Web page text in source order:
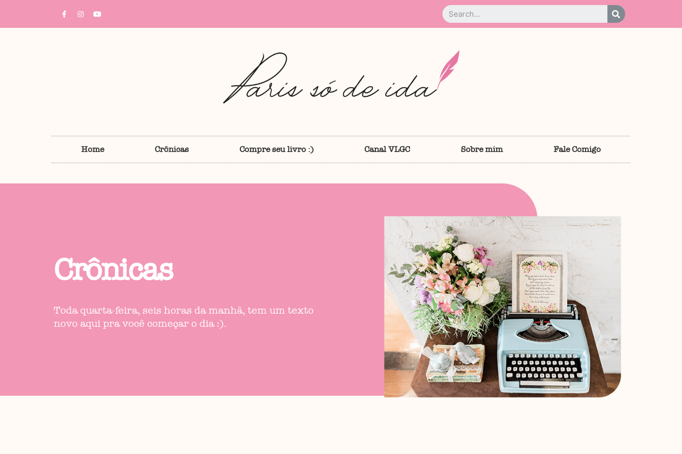
Home Crônicas Compre seu livro :) Canal VLGC Sobre mim Fale Comigo
Crônicas
Toda quarta-feira, seis horas da manhã, tem um texto
novo aqui pra você começar o dia :).